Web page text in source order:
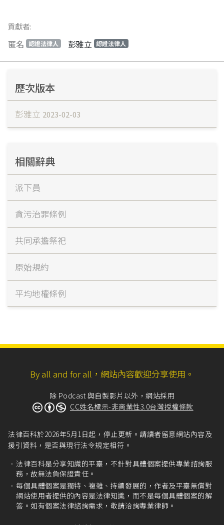
貢獻者:
匿名 認證法律人 彭雅立 認證法律人
歷次版本
彭雅立 2023-02-03
相關辭典
派下員
貪污治罪條例
共同承擔祭祀
原始規約
平均地權條例
By all and for all，網站內容歡迎分享使用。
除 Podcast 與自製影片以外，網站採用
CC姓名標示-非商業性3.0台灣授權條款
法律百科於2026年5月1日起，停止更新。請讀者留意網站內容及
援引資料，是否與現行法令規定相符。
法律百科是分享知識的平臺，不針對具體個案提供專業諮詢服
務，故無法負保證責任。
每個具體個案是獨特、複雜、持續發展的，作者及平臺無償對
網站使用者提供的內容是法律知識，而不是每個具體個案的解
答。如有個案法律諮詢需求，敬請洽詢專業律師。